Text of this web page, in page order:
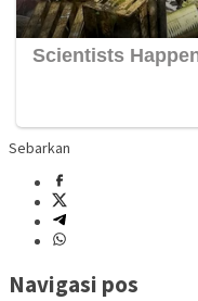
Sebarkan
Navigasi pos